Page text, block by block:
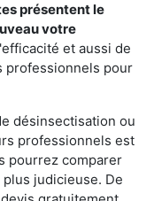
présentent le
votre
et aussi de
professionnels pour
désinsectisation ou
professionnels est
pourrez comparer
judicieuse. De